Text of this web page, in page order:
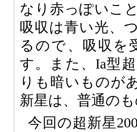
なり赤っぽいこ
吸収は青い光、
るので、吸収を
す。また、Ia型
りも暗いものが
新星は、普通の
今回の超新星